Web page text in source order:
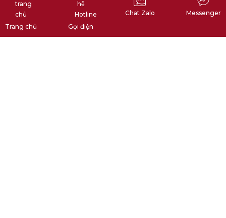
Trang chủ Gọi điện
Chat Zalo Messenger